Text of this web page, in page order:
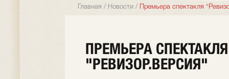
Главная / Новости / Премьера спектакля
ПРЕМЬЕРА СПЕКТАКЛЯ
"РЕВИЗОР.ВЕРСИЯ"